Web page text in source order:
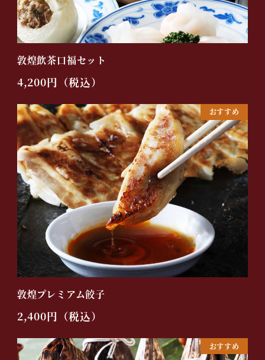
敦煌飲茶口福セット
4,200円（税込）
おすすめ
敦煌プレミアム餃子
2,400円（税込）
おすすめ